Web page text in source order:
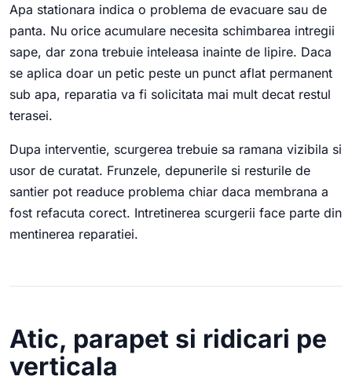
Apa stationara indica o problema de evacuare sau de
panta. Nu orice acumulare necesita schimbarea intregii
sape, dar zona trebuie inteleasa inainte de lipire. Daca
se aplica doar un petic peste un punct aflat permanent
sub apa, reparatia va fi solicitata mai mult decat restul
terasei.
Dupa interventie, scurgerea trebuie sa ramana vizibila si
usor de curatat. Frunzele, depunerile si resturile de
santier pot readuce problema chiar daca membrana a
fost refacuta corect. Intretinerea scurgerii face parte din
mentinerea reparatiei.
Atic, parapet si ridicari pe
verticala